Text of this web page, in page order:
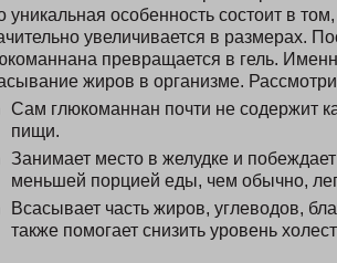
уникальная особенность состоит в
увеличивается в размерах.
превращается в гель.
жиров в организме.
Сам глюкоманнан почти не содержит
пищи.
Занимает место в желудке и
меньшей порцией еды, чем обычно,
Всасывает часть жиров, углеводов,
также помогает снизить уровень